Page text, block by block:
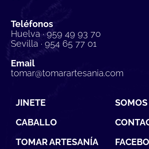
Teléfonos
Huelva · 959 49 93 70
Sevilla · 954 65 77 01
Email
tomar@tomarartesania.com
JINETE
CABALLO
TOMAR ARTESANÍA
SOMOS